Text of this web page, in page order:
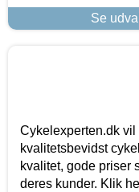
Se
Cykelexperten.dk
kvalitetsbevidst
kvalitet, gode priser
deres kunder. Klik